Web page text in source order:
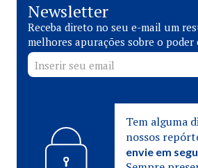
Newsletter
Receba direto no seu e-mail um
melhores apurações sobre o poder
Tem alguma
nossos
envie em